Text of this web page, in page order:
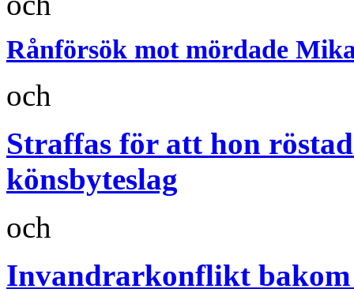
Rånförsök mot mördade
och
Straffas för att hon
könsbyteslag
och
Invandrarkonflikt bakom